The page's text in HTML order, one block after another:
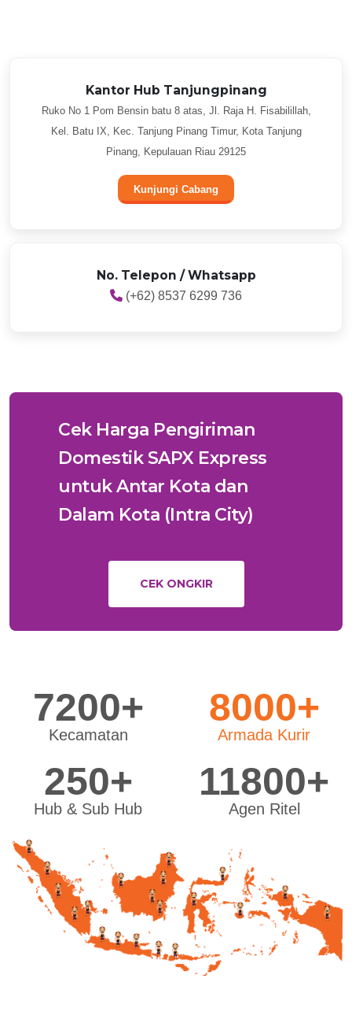
Kantor Hub Tanjungpinang
Ruko No 1 Pom Bensin batu 8 atas, Jl. Raja H. Fisabilillah,
Kel. Batu IX, Kec. Tanjung Pinang Timur, Kota Tanjung
Pinang, Kepulauan Riau 29125
Kunjungi Cabang
No. Telepon / Whatsapp
(+62) 8537 6299 736
Cek Harga Pengiriman
Domestik SAPX Express
untuk Antar Kota dan
Dalam Kota (Intra City)
CEK ONGKIR
7200+
Kecamatan
8000+
Armada Kurir
250+
Hub & Sub Hub
11800+
Agen Ritel